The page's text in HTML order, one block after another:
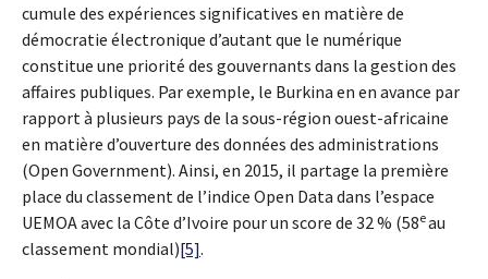
cumule des expériences significatives en matière de
démocratie électronique d’autant que le numérique
constitue une priorité des gouvernants dans la gestion des
affaires publiques. Par exemple, le Burkina en en avance par
rapport à plusieurs pays de la sous-région ouest-africaine
en matière d’ouverture des données des administrations
(Open Government). Ainsi, en 2015, il partage la première
place du classement de l’indice Open Data dans l’espace
UEMOA avec la Côte d’Ivoire pour un score de 32 % (58eau
classement mondial)[5].